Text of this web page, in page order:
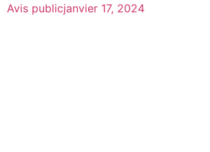
Avis publicjanvier 17, 2024